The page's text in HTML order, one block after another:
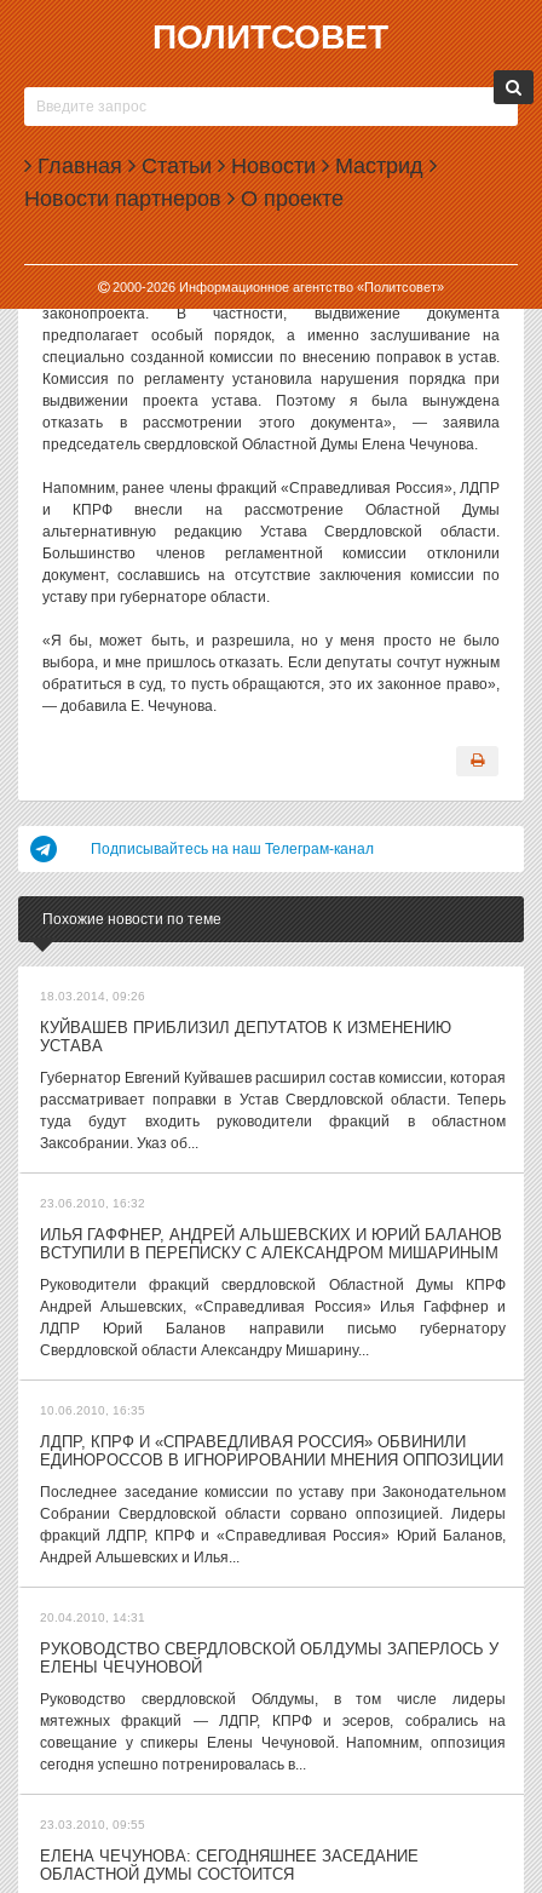
ПОЛИТСОВЕТ
Главная Статьи Новости Мастрид
Новости партнеров О проекте
2000-2026Информационное агентство «Политсовет»
06.07.2010, 15:30
ЕЛЕНА ЧЕЧУНОВА ОТКАЗАЛАСЬ СЕГОДНЯ
РАССМАТРИВАТЬ АЛЬТЕРНАТИВНЫЙ ПРОЕКТ
УСТАВА СВЕРДЛОВСКОЙ ОБЛАСТИ
Рассмотрение проекта Устава Свердловской области,
подготовленного силами «Справедливой России», КПРФ и ЛДПР,
перенесено на завтра по причине отказа Елены Чечуновой.
«Оппозицией не были соблюдены условия внесения
законопроекта. В частности, выдвижение документа
предполагает особый порядок, а именно заслушивание на
специально созданной комиссии по внесению поправок в устав.
Комиссия по регламенту установила нарушения порядка при
выдвижении проекта устава. Поэтому я была вынуждена
отказать в рассмотрении этого документа», — заявила
председатель свердловской Областной Думы Елена Чечунова.
Напомним, ранее члены фракций «Справедливая Россия», ЛДПР
и КПРФ внесли на рассмотрение Областной Думы
альтернативную редакцию Устава Свердловской области.
Большинство членов регламентной комиссии отклонили
документ, сославшись на отсутствие заключения комиссии по
уставу при губернаторе области.
«Я бы, может быть, и разрешила, но у меня просто не было
выбора, и мне пришлось отказать. Если депутаты сочтут нужным
обратиться в суд, то пусть обращаются, это их законное право»,
— добавила Е. Чечунова.
Подписывайтесь на наш Телеграм-канал
Похожие новости по теме
18.03.2014, 09:26
КУЙВАШЕВ ПРИБЛИЗИЛ ДЕПУТАТОВ К ИЗМЕНЕНИЮ
УСТАВА
Губернатор Евгений Куйвашев расширил состав комиссии, которая
рассматривает поправки в Устав Свердловской области. Теперь
туда будут входить руководители фракций в областном
Заксобрании. Указ об...
23.06.2010, 16:32
ИЛЬЯ ГАФФНЕР, АНДРЕЙ АЛЬШЕВСКИХ И ЮРИЙ БАЛАНОВ
ВСТУПИЛИ В ПЕРЕПИСКУ С АЛЕКСАНДРОМ МИШАРИНЫМ
Руководители фракций свердловской Областной Думы КПРФ
Андрей Альшевских, «Справедливая Россия» Илья Гаффнер и
ЛДПР Юрий Баланов направили письмо губернатору
Свердловской области Александру Мишарину...
10.06.2010, 16:35
ЛДПР, КПРФ И «СПРАВЕДЛИВАЯ РОССИЯ» ОБВИНИЛИ
ЕДИНОРОССОВ В ИГНОРИРОВАНИИ МНЕНИЯ ОППОЗИЦИИ
Последнее заседание комиссии по уставу при Законодательном
Собрании Свердловской области сорвано оппозицией. Лидеры
фракций ЛДПР, КПРФ и «Справедливая Россия» Юрий Баланов,
Андрей Альшевских и Илья...
20.04.2010, 14:31
РУКОВОДСТВО СВЕРДЛОВСКОЙ ОБЛДУМЫ ЗАПЕРЛОСЬ У
ЕЛЕНЫ ЧЕЧУНОВОЙ
Руководство свердловской Облдумы, в том числе лидеры
мятежных фракций — ЛДПР, КПРФ и эсеров, собрались на
совещание у спикеры Елены Чечуновой. Напомним, оппозиция
сегодня успешно потренировалась в...
23.03.2010, 09:55
ЕЛЕНА ЧЕЧУНОВА: СЕГОДНЯШНЕЕ ЗАСЕДАНИЕ
ОБЛАСТНОЙ ДУМЫ СОСТОИТСЯ